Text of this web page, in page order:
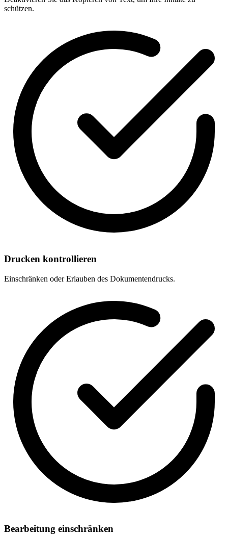
schützen.
Drucken kontrollieren
Einschränken oder Erlauben des Dokumentendrucks.
Bearbeitung einschränken